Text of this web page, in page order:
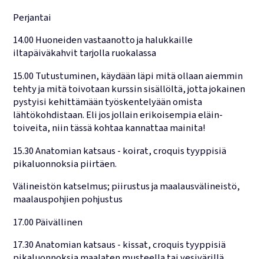
Perjantai
14.00 Huoneiden vastaanotto ja halukkaille
iltapäiväkahvit tarjolla ruokalassa
15.00 Tutustuminen, käydään läpi mitä ollaan aiemmin
tehty ja mitä toivotaan kurssin sisällöltä, jotta jokainen
pystyisi kehittämään työskentelyään omista
lähtökohdistaan. Eli jos jollain erikoisempia eläin-
toiveita, niin tässä kohtaa kannattaa mainita!
15.30 Anatomian katsaus - koirat, croquis tyyppisiä
pikaluonnoksia piirtäen.
Välineistön katselmus; piirustus ja maalausvälineistö,
maalauspohjien pohjustus
17.00 Päivällinen
17.30 Anatomian katsaus - kissat, croquis tyyppisiä